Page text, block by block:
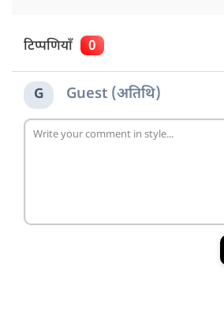
टिप्पणियाँ 0
G Guest (अतिथि)